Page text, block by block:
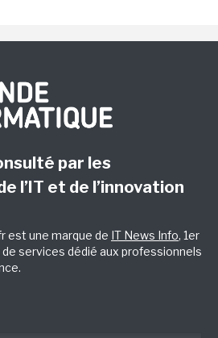
par les
l’IT et de l’innovation
est une marque de IT News Info, 1er
services dédié aux professionnels